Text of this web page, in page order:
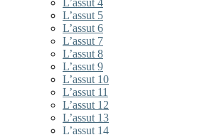
L’assut 5
L’assut 6
L’assut 7
L’assut 8
L’assut 9
L’assut 10
L’assut 11
L’assut 12
L’assut 13
L’assut 14